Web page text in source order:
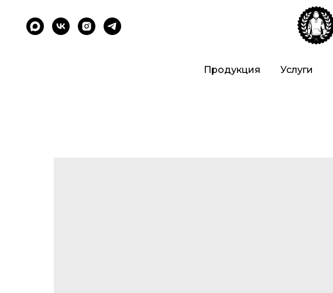
Продукция Услуги